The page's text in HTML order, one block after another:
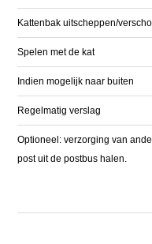
Kattenbak uitscheppen/
Spelen met de kat
Indien mogelijk naar buiten
Regelmatig verslag
Optioneel: verzorging van
post uit de postbus halen.